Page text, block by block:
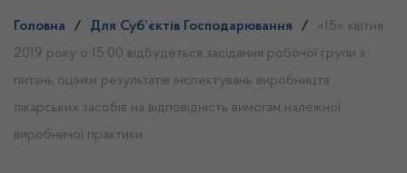
Головна / Для Суб’єктів Господарювання /
«15» квітня
2019 року о 15:00 відбудеться засідання робочої групи з
питань оцінки результатів інспектувань виробництв
лікарських засобів на відповідність вимогам належної
виробничої практики